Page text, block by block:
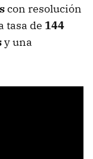
con resolución
tasa de 144
y una